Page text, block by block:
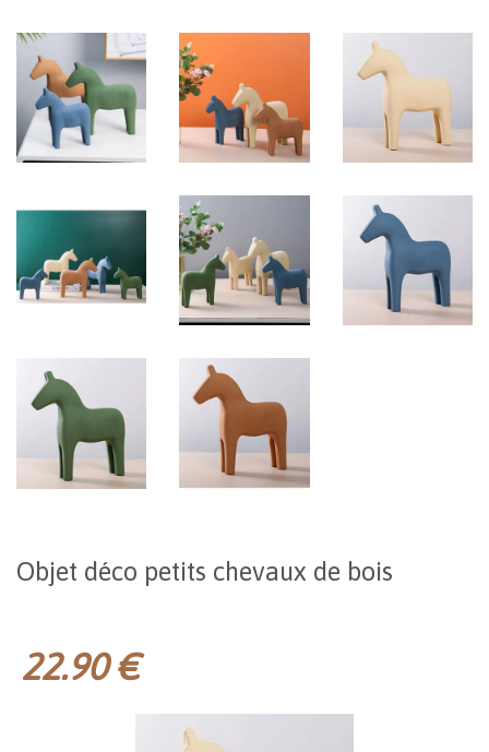
Objet déco petits chevaux de bois
22.90 €